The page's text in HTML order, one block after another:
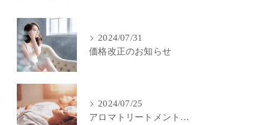
2024/07/31
価格改正のお知らせ
2024/07/25
アロマトリートメントで身体と心のメンテナンス